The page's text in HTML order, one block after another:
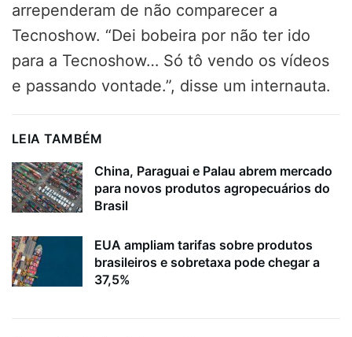
arrependeram de não comparecer a
Tecnoshow. “Dei bobeira por não ter ido
para a Tecnoshow… Só tô vendo os vídeos
e passando vontade.”, disse um internauta.
LEIA TAMBÉM
China, Paraguai e Palau abrem mercado
para novos produtos agropecuários do
Brasil
EUA ampliam tarifas sobre produtos
brasileiros e sobretaxa pode chegar a
37,5%